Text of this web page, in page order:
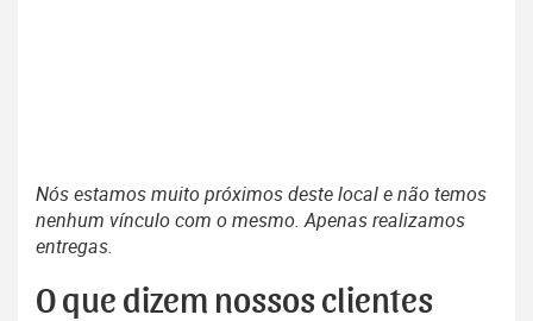
Nós estamos muito próximos deste local e não temos
nenhum vínculo com o mesmo. Apenas realizamos
entregas.
O que dizem nossos clientes